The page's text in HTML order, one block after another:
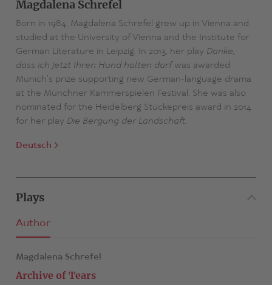
Magdalena Schrefel
Born in 1984, Magdalena Schrefel grew up in Vienna and
studied at the University of Vienna and the Institute for
German Literature in Leipzig. In 2013, her play Danke,
dass ich jetzt Ihren Hund halten darfwas awarded
Munich’s prize supporting new German-language drama
at the Münchner Kammerspielen Festival. She was also
nominated for the Heidelberg Stückepreis award in 2014
for her play Die Bergung der Landschaft.
Deutsch
Plays
Author
Magdalena Schrefel
Archive of Tears